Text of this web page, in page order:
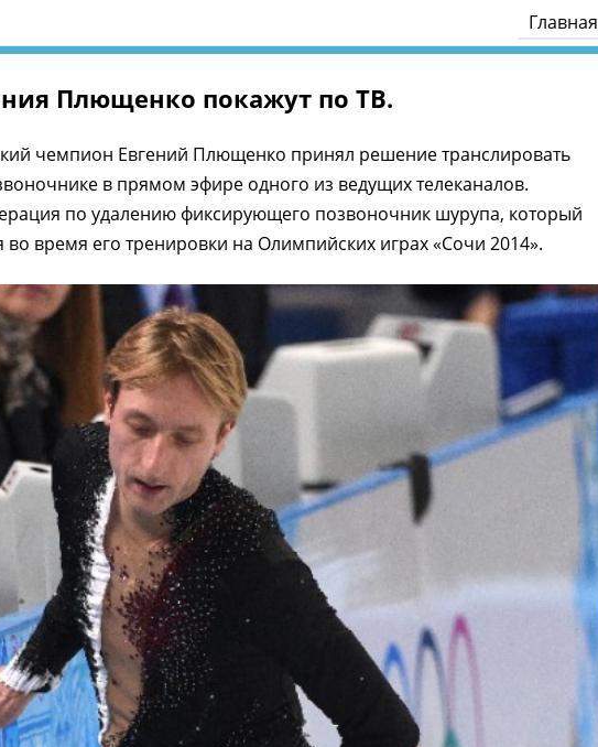
Главная
Плющенко покажут по ТВ.
чемпион Евгений Плющенко принял решение транслировать
в прямом эфире одного из ведущих телеканалов.
по удалению фиксирующего позвоночник шурупа, который
во время его тренировки на Олимпийских играх «Сочи 2014».